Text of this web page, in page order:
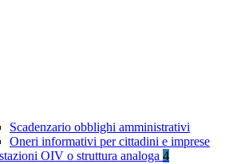
Scadenzario obblighi amministrativi
Oneri informativi per cittadini e imprese
OIV o struttura analoga 4